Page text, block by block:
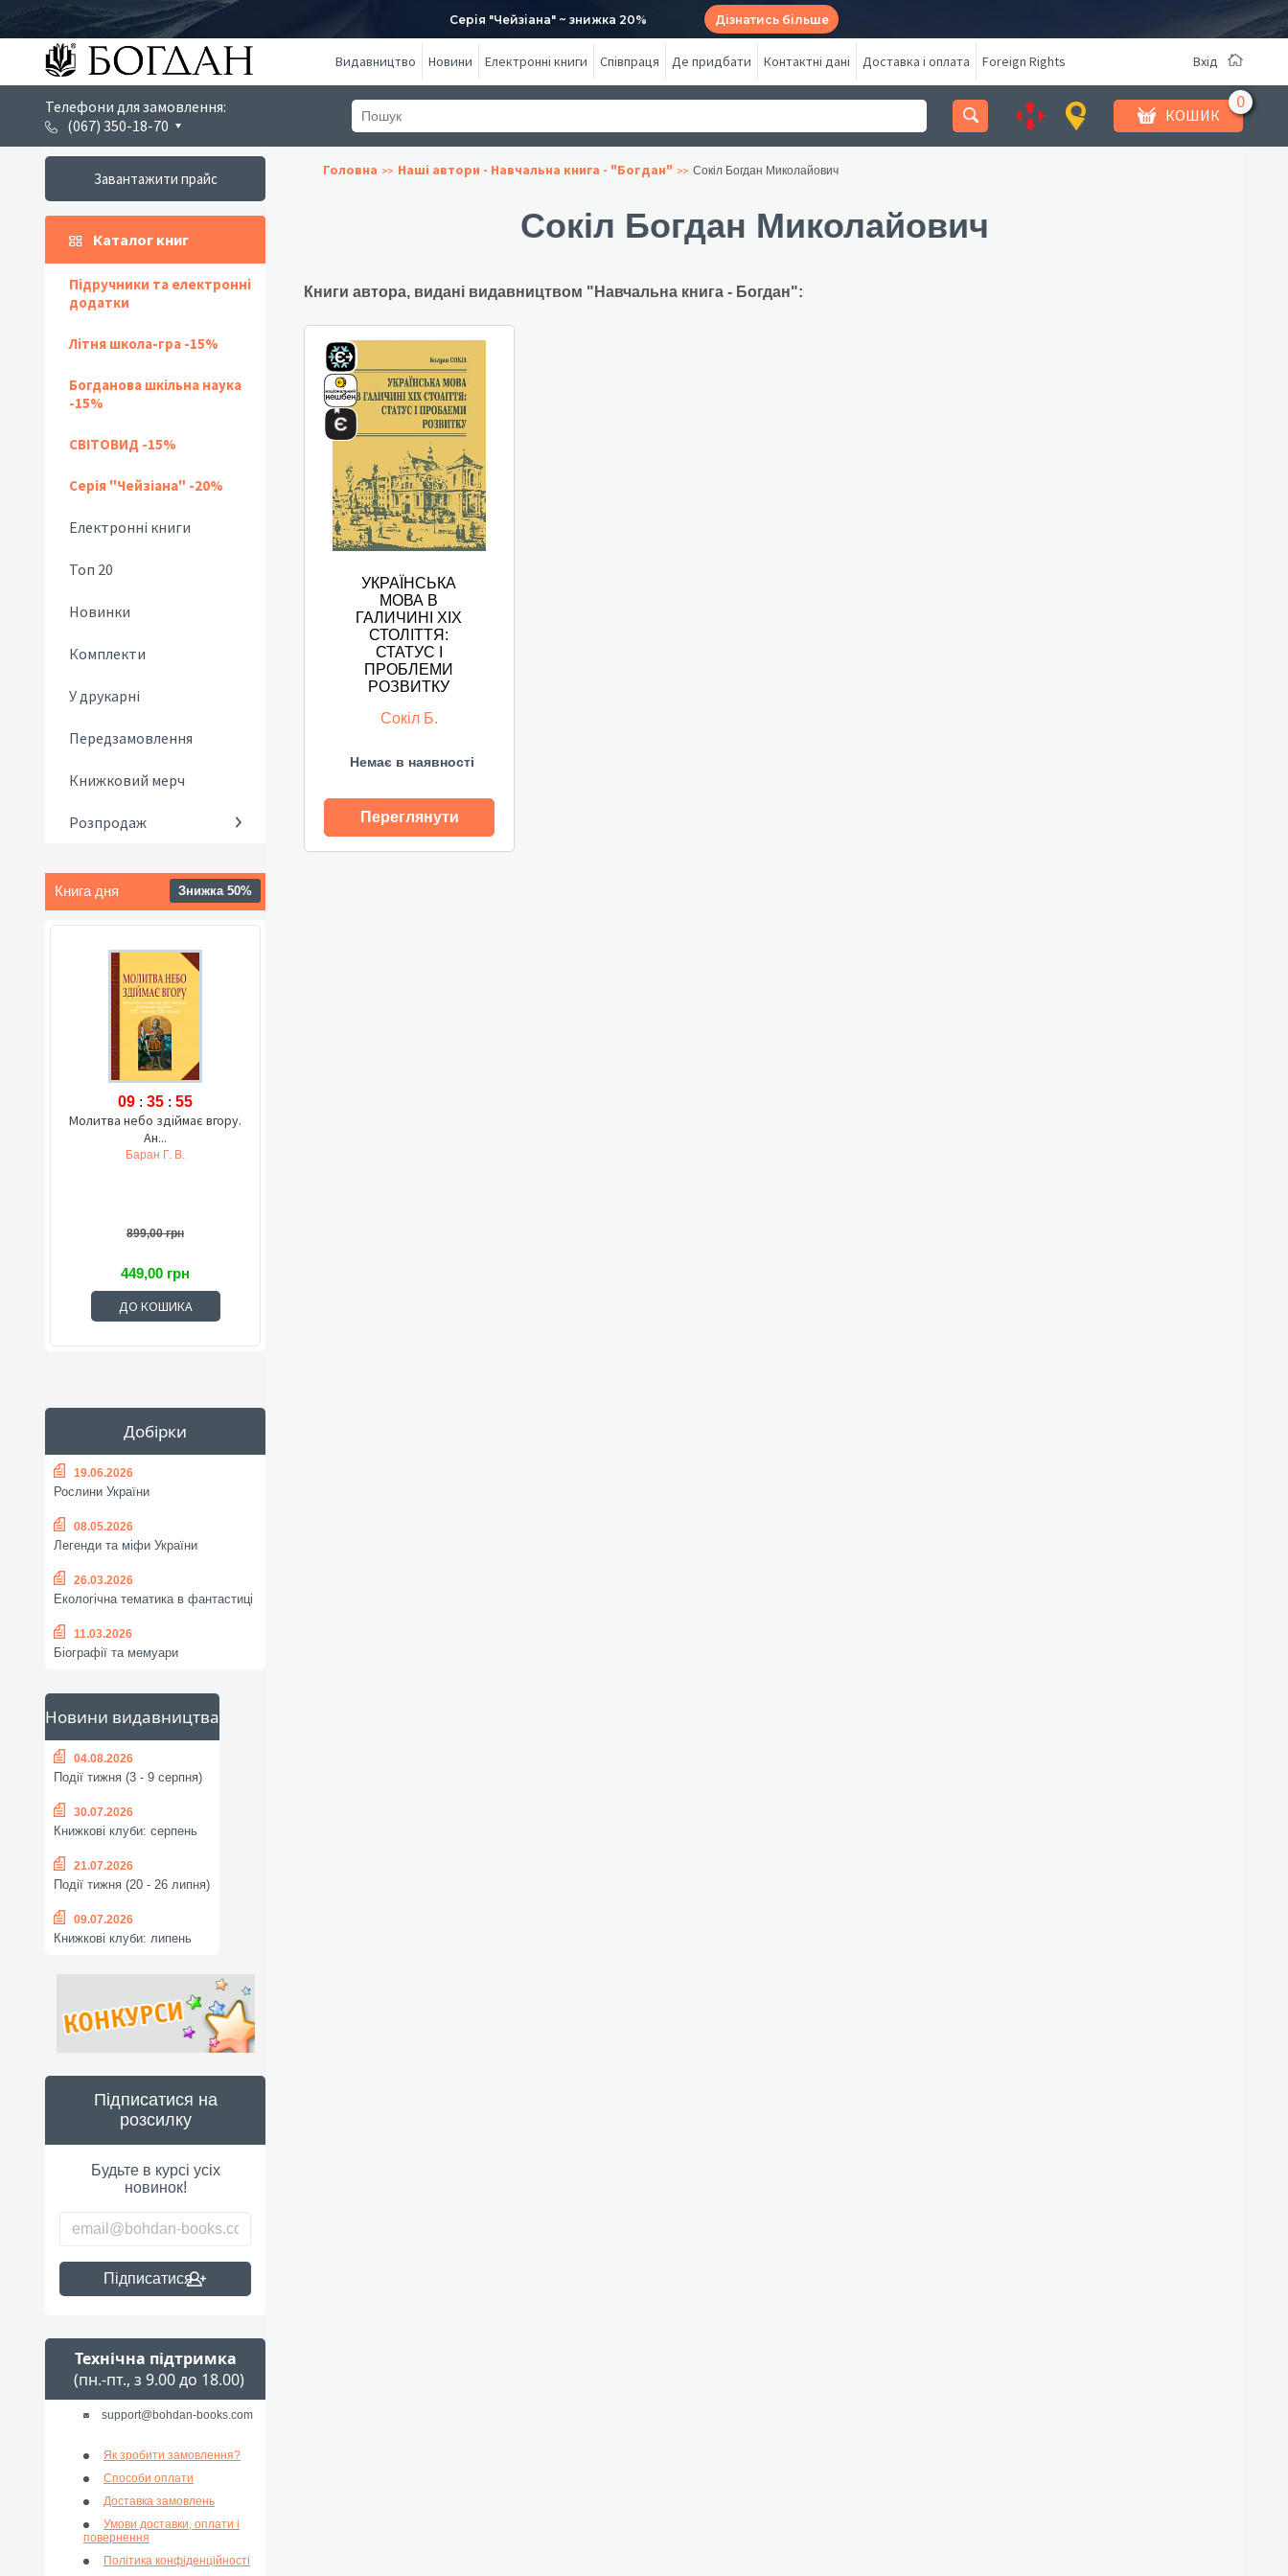
Серія "Чейзіана" ~ знижка 20% Дізнатись більше
Видавництво Новини Електронні книги Співпраця Де придбати Контактні дані Доставка і оплата Foreign Rights Вхід
Телефони для замовлення:
(067) 350-18-70
КОШИК
Завантажити прайс
Каталог книг
Підручники та електронні
додатки
Літня школа-гра -15%
Богданова шкільна наука
-15%
СВІТОВИД -15%
Серія "Чейзіана" -20%
Електронні книги
Топ 20
Новинки
Комплекти
У друкарні
Передзамовлення
Книжковий мерч
Розпродаж
Книга дня Знижка 50%
09 : 35 : 54
Молитва небо здіймає вгору.
Ан...
Баран Г. В.
899,00 грн
449,00 грн
ДО КОШИКА
Добірки
19.06.2026
Рослини України
08.05.2026
Легенди та міфи України
26.03.2026
Екологічна тематика в фантастиці
11.03.2026
Біографії та мемуари
Новини видавництва
04.08.2026
Події тижня (3 - 9 серпня)
30.07.2026
Книжкові клуби: серпень
21.07.2026
Події тижня (20 - 26 липня)
09.07.2026
Книжкові клуби: липень
Підписатися на
розсилку
Будьте в курсі усіх
новинок!
Підписатися
Технічна підтримка
(пн.-пт., з 9.00 до 18.00)
support@bohdan-books.com
Як зробити замовлення?
Способи оплати
Доставка замовлень
Умови доставки, оплати і
повернення
Політика конфіденційності
Головна Наші автори - Навчальна книга - "Богдан" Сокіл Богдан Миколайович
Сокіл Богдан Миколайович
Книги автора, видані видавництвом "Навчальна книга - Богдан":
УКРАЇНСЬКА
МОВА В
ГАЛИЧИНІ ХІХ
СТОЛІТТЯ:
СТАТУС І
ПРОБЛЕМИ
РОЗВИТКУ
Сокіл Б.
Немає в наявності
Переглянути